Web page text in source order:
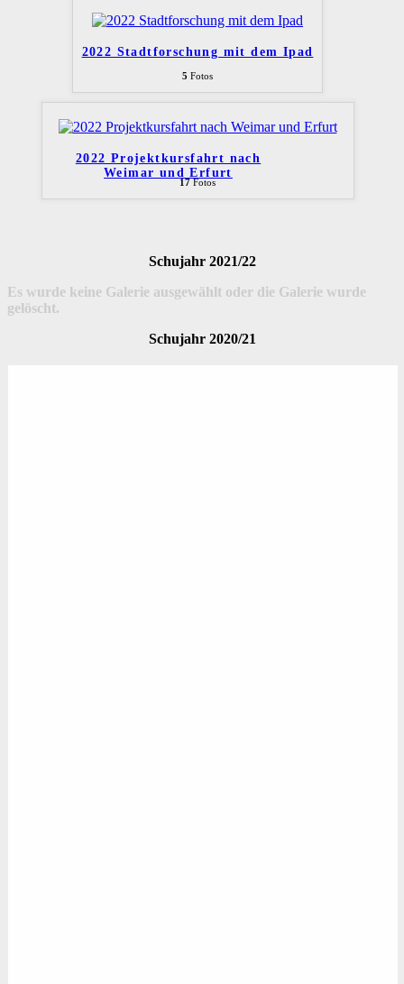
2022 Stadtforschung mit dem Ipad
5 Fotos
2022 Projektkursfahrt nach
Weimar und Erfurt
17 Fotos
Schujahr 2021/22
Es wurde keine Galerie ausgewählt oder die Galerie wurde
gelöscht.
Schujahr 2020/21